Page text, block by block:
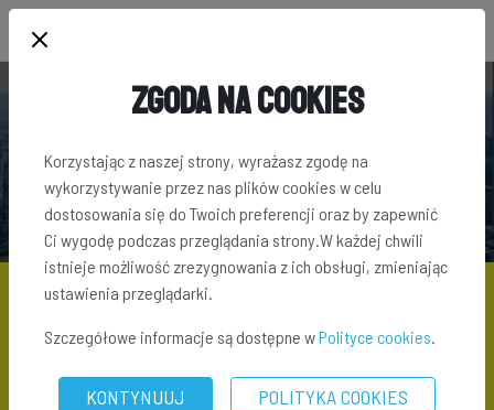
SŁOWNIK TERMINÓW INWESTYCYJNYCH
SŁOWNIK TERMINÓW INWESTYCYJNYCH\ UŻYTKOWANIE
WIECZYSTE
Zgoda na Cookies
Korzystając z naszej strony, wyrażasz zgodę na
wykorzystywanie przez nas plików cookies w celu
dostosowania się do Twoich preferencji oraz by zapewnić
Ci wygodę podczas przeglądania strony.W każdej chwili
istnieje możliwość zrezygnowania z ich obsługi, zmieniając
ustawienia przeglądarki.
Szczegółowe informacje są dostępne wPolityce cookies.
KONTYNUUJ POLITYKA COOKIES